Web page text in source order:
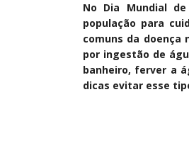
No Dia Mundial
população para
comuns da doença
por ingestão de
banheiro, ferver a
dicas evitar esse